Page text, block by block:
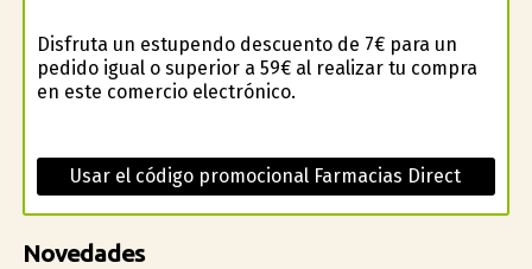
Disfruta un estupendo descuento de 7€ para un
pedido igual o superior a 59€ al realizar tu compra
en este comercio electrónico.
Usar el código promocional Farmacias Direct
Novedades